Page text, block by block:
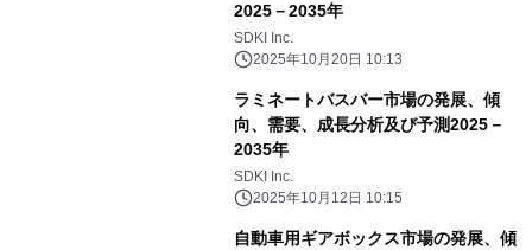
2025－2035年
SDKI Inc.
2025年10月20日 10:13
ラミネートバスバー市場の発展、傾
向、需要、成長分析及び予測2025－
2035年
SDKI Inc.
2025年10月12日 10:15
自動車用ギアボックス市場の発展、傾